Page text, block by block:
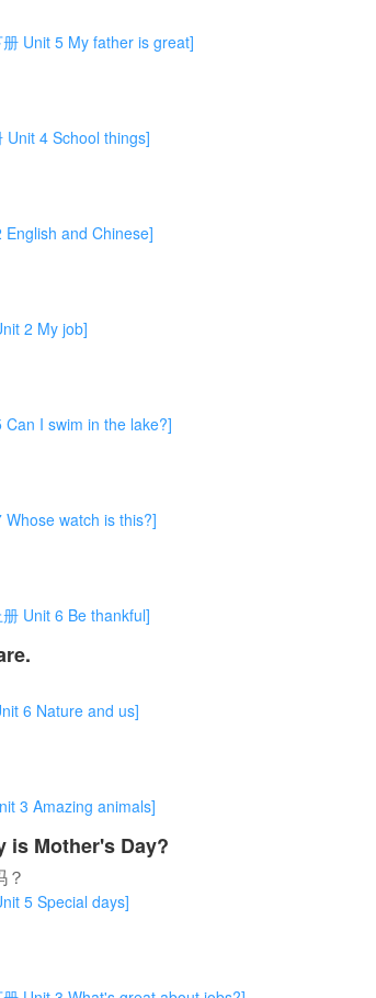
Unit 5 My father is great]
Unit 4 School things]
English and Chinese]
2 My job]
Can I swim in the lake?]
watch is this?]
Unit 6 Be thankful]
6 Nature and us]
3 Amazing animals]
is Mother's Day?
5 Special days]